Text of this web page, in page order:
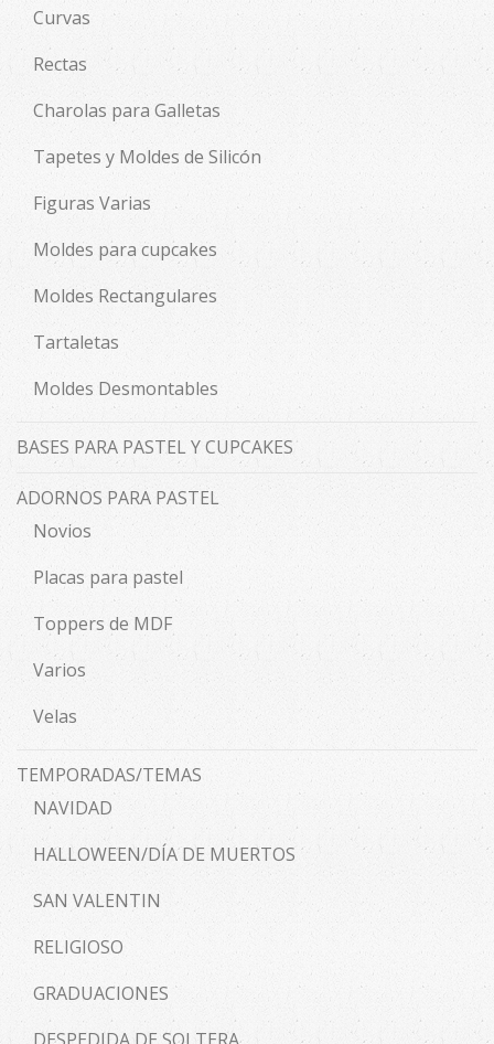
Curvas
Rectas
Charolas para Galletas
Tapetes y Moldes de Silicón
Figuras Varias
Moldes para cupcakes
Moldes Rectangulares
Tartaletas
Moldes Desmontables
BASES PARA PASTEL Y CUPCAKES
ADORNOS PARA PASTEL
Novios
Placas para pastel
Toppers de MDF
Varios
Velas
TEMPORADAS/TEMAS
NAVIDAD
HALLOWEEN/DÍA DE MUERTOS
SAN VALENTIN
RELIGIOSO
GRADUACIONES